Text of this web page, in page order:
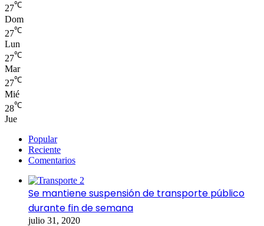
27℃
Dom
27℃
Lun
27℃
Mar
27℃
Mié
28℃
Jue
Popular
Reciente
Comentarios
Se mantiene suspensión de transporte público
durante fin de semana
julio 31, 2020